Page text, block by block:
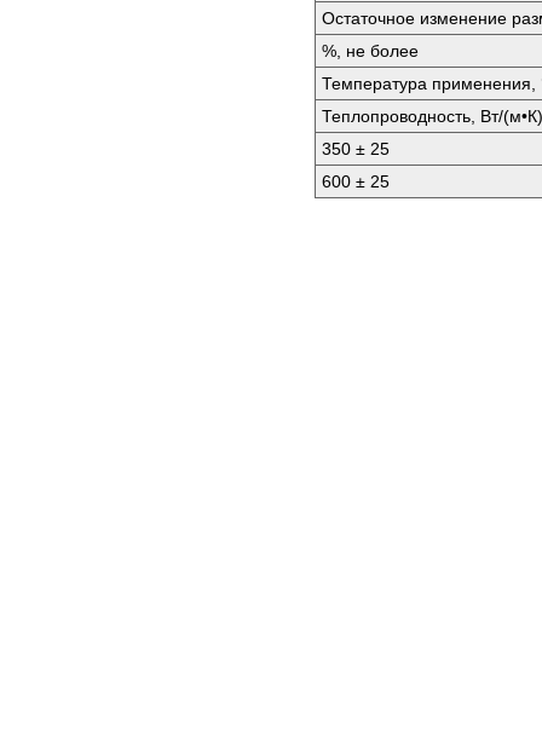
Остаточное изменение
%, не более
Температура
Теплопроводность, Вт/
350 ± 25
600 ± 25